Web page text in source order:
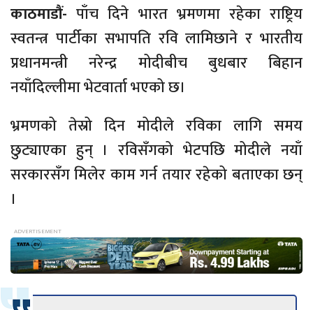
काठमाडौं-पाँच दिने भारत भ्रमणमा रहेका राष्ट्रिय
स्वतन्त्र पार्टीका सभापति रवि लामिछाने र भारतीय
प्रधानमन्त्री नरेन्द्र मोदीबीच बुधबार बिहान
नयाँदिल्लीमा भेटवार्ता भएको छ।
भ्रमणको तेस्रो दिन मोदीले रविका लागि समय
छुट्याएका हुन् । रविसँगको भेटपछि मोदीले नयाँ
सरकारसँग मिलेर काम गर्न तयार रहेको बताएका छन्
।